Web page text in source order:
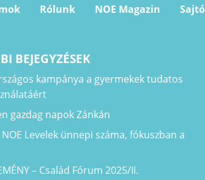
Rólunk NOE Magazin
BEJEGYZÉSEK
kampánya a gyermekek tudatos
gazdag napok Zánkán
Levelek ünnepi száma, fókuszban a
– Család Fórum 2025/II.